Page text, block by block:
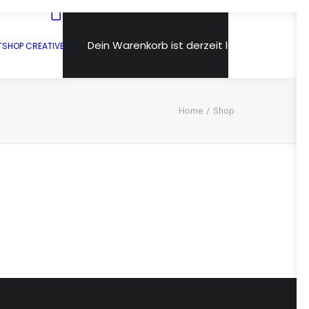
SHOP CREATIVE Dein Warenkorb ist derzeit leer.
Home Shop